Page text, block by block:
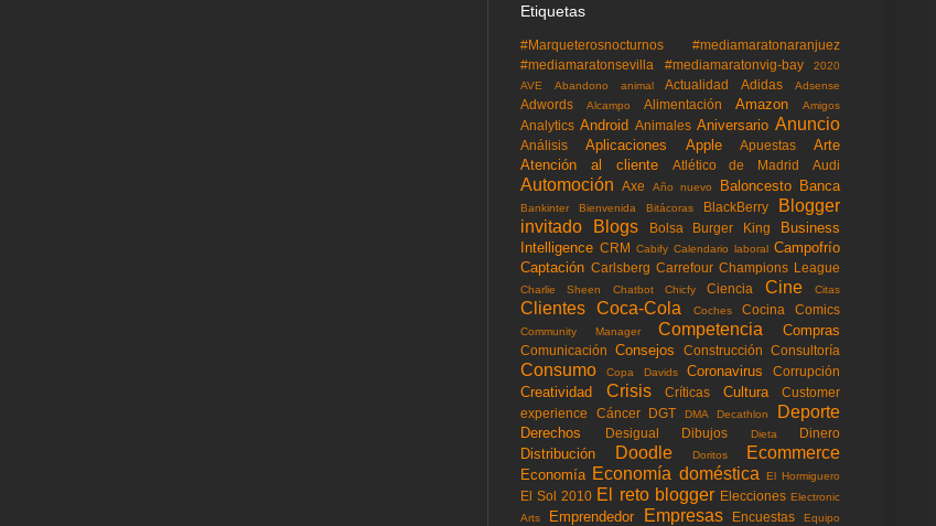
Etiquetas
#Marqueterosnocturnos
#mediamaratonaranjuez
#mediamaratonsevilla
#mediamaratonvig-bay
2020
AVE
Abandono animal Actualidad Adidas Adsense
Adwords Alcampo Alimentación Amazon Amigos
Analytics Android Animales Aniversario Anuncio
Análisis Aplicaciones Apple Apuestas
Arte
Atención al cliente
Atlético de Madrid Audi
Automoción Axe Año nuevo Baloncesto Banca
Bankinter Bienvenida Bitácoras BlackBerry
Blogger
invitado
Blogs Bolsa Burger King
Business
Intelligence CRM Cabify Calendario laboral Campofrío
Captación Carlsberg Carrefour Champions League
Charlie Sheen Chatbot Chicfy Ciencia Cine Citas
Clientes Coca-Cola Coches Cocina Comics
Community Manager Competencia Compras
Comunicación Consejos Construcción Consultoría
Consumo Copa Davids Coronavirus Corrupción
Creatividad Crisis Críticas Cultura
Customer
experience
Cáncer DGT DMA Decathlon Deporte
Derechos Desigual Dibujos Dieta Dinero
Distribución Doodle Doritos Ecommerce
Economía Economía doméstica El Hormiguero
El Sol 2010 El reto blogger Elecciones Electronic
Arts
Emprendedor Empresas Encuestas Equipo